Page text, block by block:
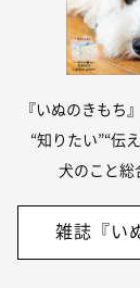
『いぬのきもち
“知りたい”“伝
犬のこと総
雑誌『い